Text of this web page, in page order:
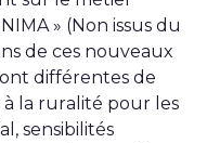
» (Non issus du
de ces nouveaux
différentes de
à la ruralité pour les
sensibilités